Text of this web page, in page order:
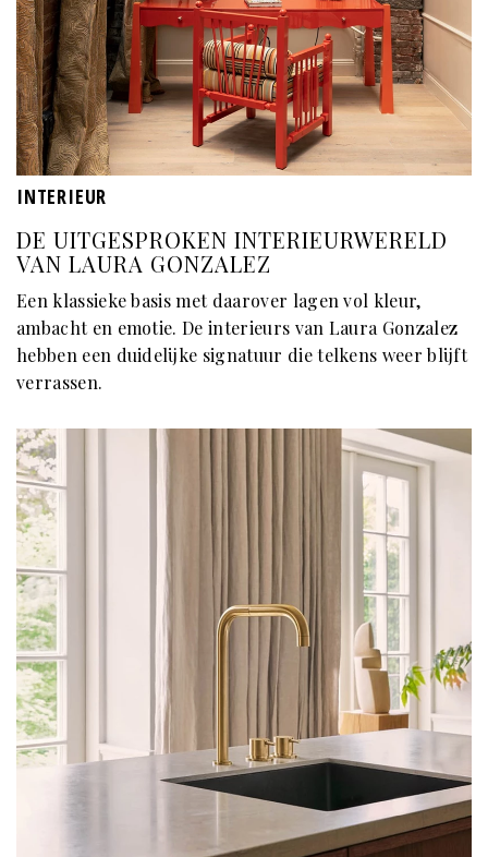
INTERIEUR
DE UITGESPROKEN INTERIEURWERELD
VAN LAURA GONZALEZ
Een klassieke basis met daarover lagen vol kleur,
ambacht en emotie. De interieurs van Laura Gonzalez
hebben een duidelijke signatuur die telkens weer blijft
verrassen.